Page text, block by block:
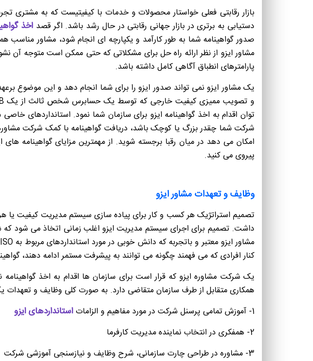
بازار رقابتی فعلی خواستار محصولات و خدمات با کیفیتیست که به مشتری
دستیابی به برتری در بازار جهانی رقابتی در حال رشد باشد. اگر قصد اخذ
صدور گواهینامه شما به طور کارآمد و یکپارچه ای انجام شود، مشاور
مشاور ایزو از نظر ارائه راه حل برای مشکلاتی که حتی ممکن است متوجه آن
پارامترهای انطباق آگاهی کامل داشته باشد.
شرکت شما چقدر بزرگ یا کوچک باشد، دریافت گواهینامه با کمک شرکت
امکان می دهد در میان رقبا برجسته شوید. از مهمترین مزایای گواهینامه
پیروی می کنید.
وظایف و تعهدات مشاور ایزو
داشت. تصمیم برای اجرای سیستم مدیریت ایزو اغلب زمانی اتخاذ می شود که
کنار افرادی که می فهمند چگونه می توانند به پیشرفت مستمر ادامه دهند،
یک شرکت مشاوره ایزو که قرار است برای سازمان ها اقدام به اخذ
همکاری متقابل از طرف سازمان متقاضی دارد. به صورت کلی وظایف و تعهدات
1- آموزش تمامی پرسنل شرکت در مورد مفاهیم و الزامات
استانداردهای ایزو
2- همفكری در انتخاب نماینده مدیریت كارفرما
3- مشاوره در طراحی چارت سازمانی، شرح وظایف و نیازسنجی آموزشی شرکت